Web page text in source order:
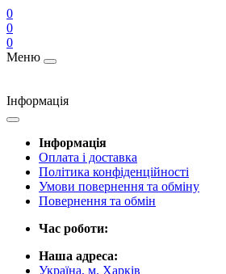
0
0
0
Меню
Інформація
Інформація
Оплата і доставка
Політика конфіденційності
Умови повернення та обміну
Повернення та обмін
Час роботи:
Наша адреса:
Україна, м. Харків